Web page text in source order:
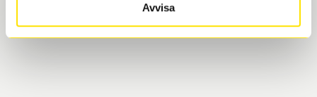
Avvisa
vi till att de uppfyller alla krav för en säker körning.